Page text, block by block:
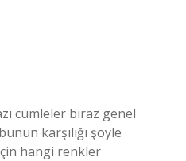
cümleler biraz genel
karşılığı şöyle
hangi renkler